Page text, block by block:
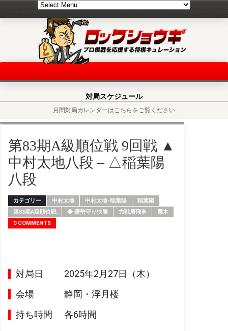
対局スケジュール
月間対局カレンダーはこちらをご覧ください
第83期A級順位戦 9回戦 ▲
中村太地八段 – △稲葉陽
八段
カテゴリー 中村太地 中村太地-稲葉陽
稲葉陽
第83期A級順位戦
◆ 優勢守り快勝 力戦居飛車
雁木
0 COMMENTS
対局日
2025年2月27日（木）
会場
静岡・浮月楼
持ち時間
各6時間